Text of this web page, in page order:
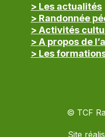
> Les actualités
> Randonnée
> Activités
> A propos de
> Les
© TCF
Site